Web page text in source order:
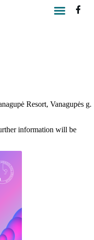
Resort, Vanagupės g.
information will be